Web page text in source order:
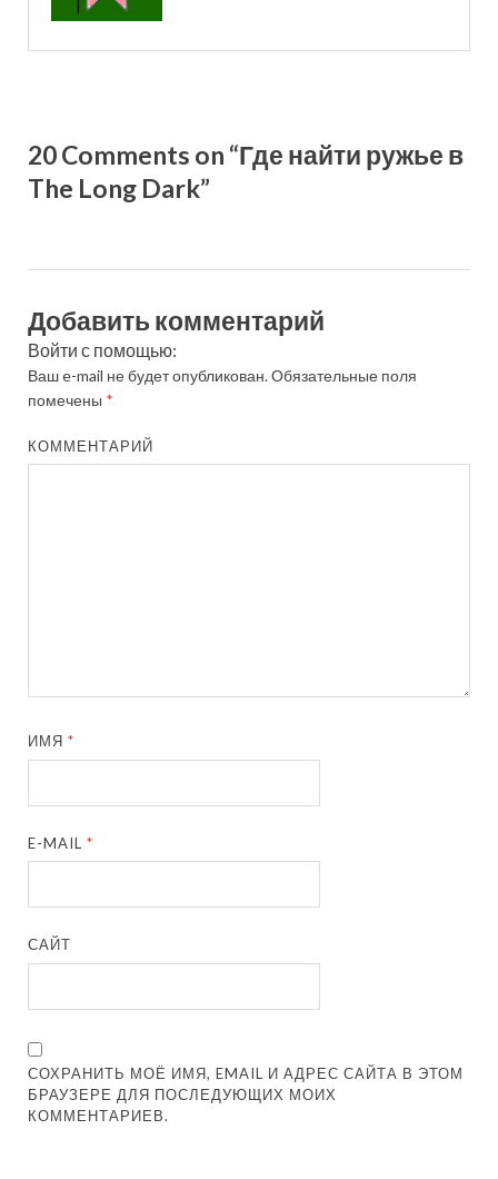
20 Comments on “Где найти ружье в
The Long Dark”
Добавить комментарий
Войти с помощью:
Ваш e-mail не будет опубликован.Обязательные поля
помечены *
КОММЕНТАРИЙ
ИМЯ*
E-MAIL*
САЙТ
СОХРАНИТЬ МОЁ ИМЯ, EMAIL И АДРЕС САЙТА В ЭТОМ
БРАУЗЕРЕ ДЛЯ ПОСЛЕДУЮЩИХ МОИХ
КОММЕНТАРИЕВ.